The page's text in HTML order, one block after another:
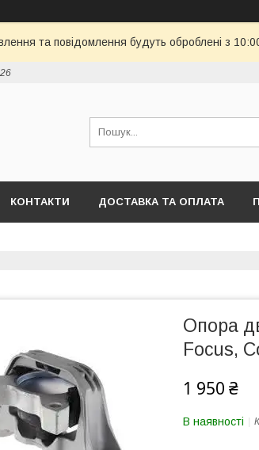
та повідомлення будуть оброблені з
КОНТАКТИ ДОСТАВКА ТА ОПЛАТА
Опора
Focus,
1 950 ₴
В наявності